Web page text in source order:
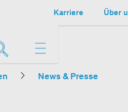
Karriere Über
News & Presse